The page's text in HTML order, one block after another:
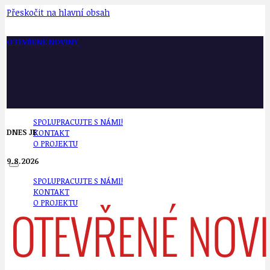
Přeskočit na hlavní obsah
OTEVŘENÉ NOVINY
SPOLUPRACUJTE S NÁMI!
KONTAKT
O PROJEKTU
SPOLUPRACUJTE S NÁMI!
KONTAKT
O PROJEKTU
DNES JE
9.8.2026